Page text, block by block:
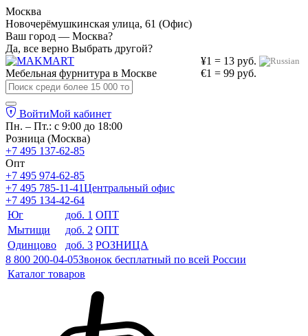
Москва
Новочерёмушкинская улица, 61 (Офис)
Ваш город — Москва?
Да, все верно Выбрать другой?
¥1 = 13 руб.
€1 = 99 руб.
Мебельная фурнитура в Москве
ВойтиМой кабинет
Пн. – Пт.: с 9:00 до 18:00
Розница (Москва)
+7 495 137-62-85
Опт
+7 495 974-62-85
+7 495 785-11-41Центральный офис
+7 495 134-42-64
Юг
доб. 1 ОПТ
Мытищи
доб. 2 ОПТ
Одинцово
доб. 3 РОЗНИЦА
8 800 200-04-05Звонок бесплатный по всей России
Каталог товаров